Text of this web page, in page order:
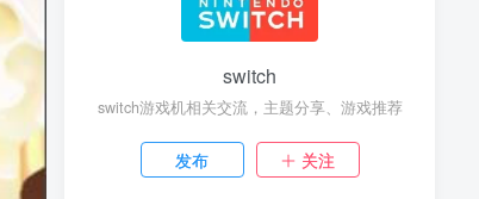
switch
switch游戏机相关交流，主题分享、游戏推荐
发布 关注